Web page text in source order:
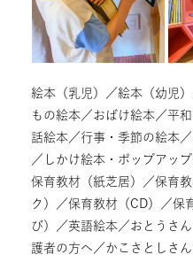
絵本（乳児）／絵本（幼児
もの絵本／おばけ絵本／平
話絵本／行事・季節の絵本
／しかけ絵本・ポップアッ
保育教材（紙芝居）／保育教
ク）／保育教材（CD）／保
び）／英語絵本／おとうさ
護者の方へ／かこさとしさ